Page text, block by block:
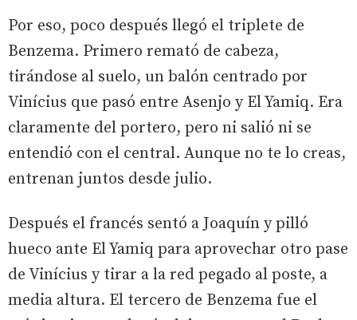
Por eso, poco después llegó el triplete de
Benzema. Primero remató de cabeza,
tirándose al suelo, un balón centrado por
Vinícius que pasó entre Asenjo y El Yamiq. Era
claramente del portero, pero ni salió ni se
entendió con el central. Aunque no te lo creas,
entrenan juntos desde julio.
Después el francés sentó a Joaquín y pilló
hueco ante El Yamiq para aprovechar otro pase
de Vinícius y tirar a la red pegado al poste, a
media altura. El tercero de Benzema fue el